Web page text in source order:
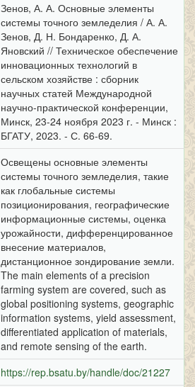
Зенов, А. А. Основные элементы
системы точного земледелия / А. А.
Зенов, Д. Н. Бондаренко, Д. А.
Яновский // Техническое обеспечение
инновационных технологий в
сельском хозяйстве : сборник
научных статей Международной
научно-практической конференции,
Минск, 23-24 ноября 2023 г. - Минск :
БГАТУ, 2023. - С. 66-69.
Освещены основные элементы
системы точного земледелия, такие
как глобальные системы
позиционирования, географические
информационные системы, оценка
урожайности, дифференцированное
внесение материалов,
дистанционное зондирование земли.
The main elements of a precision
farming system are covered, such as
global positioning systems, geographic
information systems, yield assessment,
differentiated application of materials,
and remote sensing of the earth.
https://rep.bsatu.by/handle/doc/21227